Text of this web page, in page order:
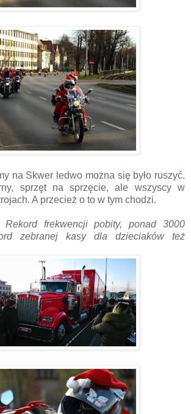
na Skwer ledwo można się było ruszyć.
sprzęt na sprzęcie, ale wszyscy w
A przecież o to w tym chodzi.
Rekord frekwencji pobity, ponad 3000
zebranej kasy dla dzieciaków też